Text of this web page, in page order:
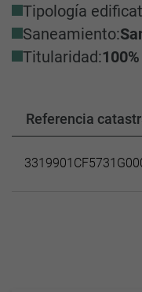
Tipología
Saneamiento:
Titularidad:100%
Referencia